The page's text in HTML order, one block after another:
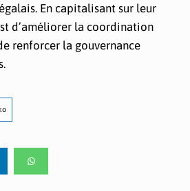
En capitalisant sur leur
d’améliorer la coordination
renforcer la gouvernance